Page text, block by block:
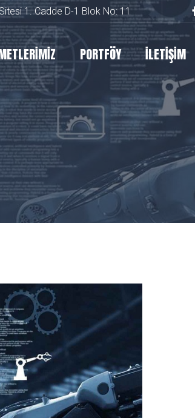
1. Cadde D-1 Blok No: 11
PORTFÖY İLETİŞİM